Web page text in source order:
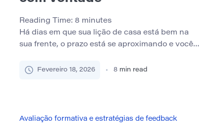
Reading Time: 8 minutes
Há dias em que sua lição de casa está bem na
sua frente, o prazo está se aproximando e você
“deveria” fazer isso. Você pode até se sentir
Fevereiro 18, 2026 8 min read
Avaliação formativa e estratégias de feedback